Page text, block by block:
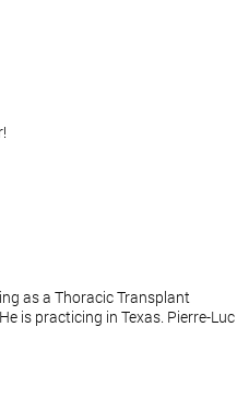
as a Thoracic Transplant
is practicing in Texas. Pierre-Luc